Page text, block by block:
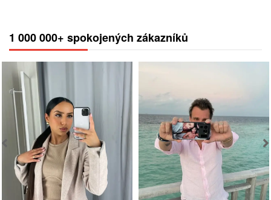
1 000 000+ spokojených zákazníků